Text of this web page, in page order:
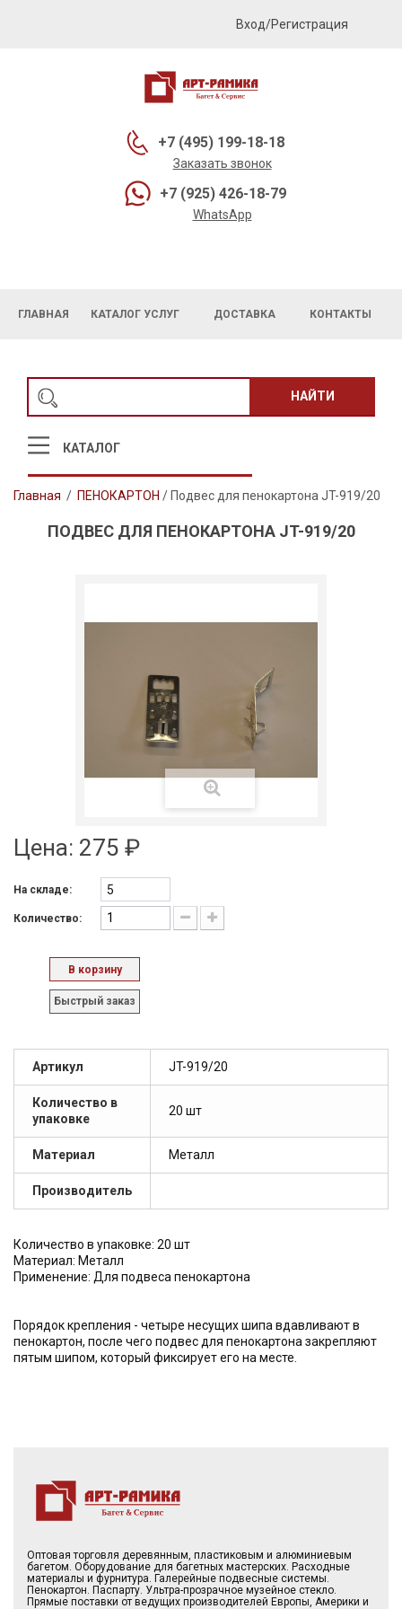
Вход/Регистрация
+7 (495) 199-18-18
Заказать звонок
+7 (925) 426-18-79
WhatsApp
ГЛАВНАЯ КАТАЛОГ УСЛУГ ДОСТАВКА КОНТАКТЫ
НАЙТИ
КАТАЛОГ
Главная / ПЕНОКАРТОН / Подвес для пенокартона JT-919/20
ПОДВЕС ДЛЯ ПЕНОКАРТОНА JT-919/20
Цена: 275 ₽
На складе: 5
Количество:
В корзину
Быстрый заказ
Артикул JT-919/20
Количество в
упаковке
20 шт
Материал Металл
Производитель
Количество в упаковке: 20 шт
Материал: Металл
Применение: Для подвеса пенокартона
Порядок крепления - четыре несущих шипа вдавливают в
пенокартон, после чего подвес для пенокартона закрепляют
пятым шипом, который фиксирует его на месте.
Оптовая торговля деревянным, пластиковым и алюминиевым
багетом. Оборудование для багетных мастерских. Расходные
материалы и фурнитура. Галерейные подвесные системы.
Пенокартон. Паспарту. Ультра-прозрачное музейное стекло.
Прямые поставки от ведущих производителей Европы, Америки и